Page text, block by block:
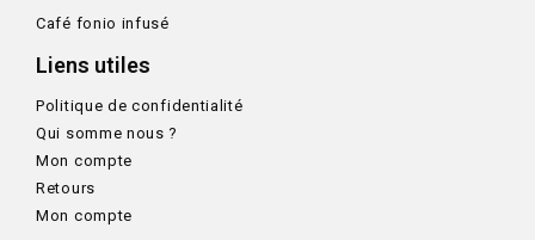
Café fonio infusé
Liens utiles
Politique de confidentialité
Qui somme nous ?
Mon compte
Retours
Mon compte